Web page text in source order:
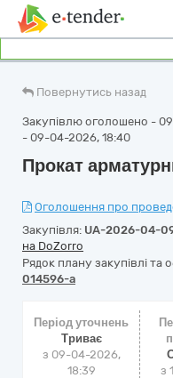
Повернутись назад
Закупівлю оголошено -
- 09-04-2026, 18:40
Прокат
Оголошення про
Закупівля: UA-2026-04-
на DoZorro
Рядок плану закупівлі та
014596-a
Період уточнень
Триває
з 09-04-2026,
18:39
з